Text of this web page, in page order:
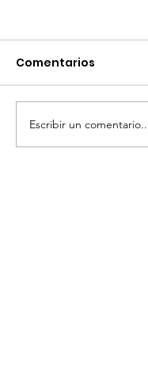
Comentarios
Escribir un